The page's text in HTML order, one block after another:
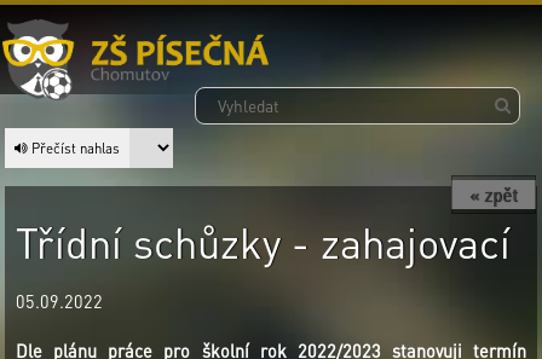
Přečíst nahlas
« zpět
Třídní schůzky - zahajovací
05.09.2022
Dle plánu práce pro školní rok 2022/2023 stanovuji termín